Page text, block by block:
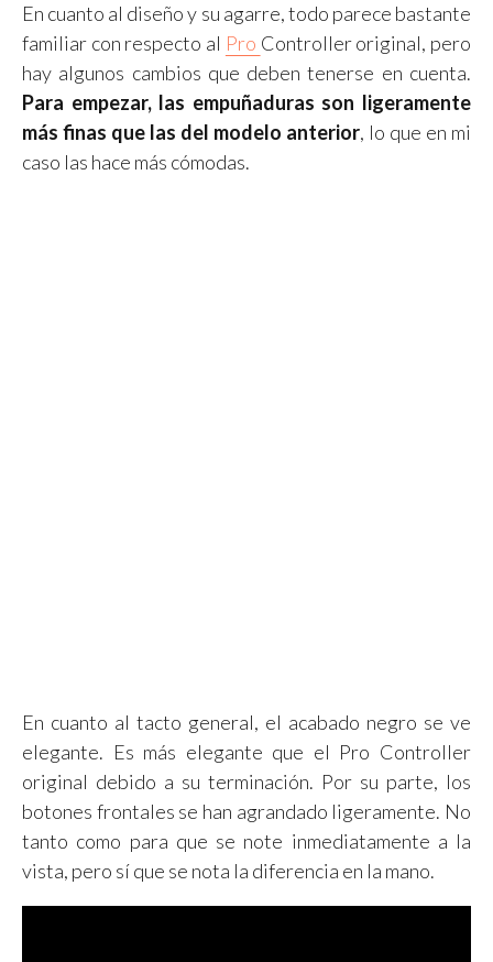
En cuanto al diseño y su agarre, todo parece bastante
familiar con respecto al Pro Controller original, pero
hay algunos cambios que deben tenerse en cuenta.
Para empezar, las empuñaduras son ligeramente
más finas que las del modelo anterior, lo que en mi
caso las hace más cómodas.
En cuanto al tacto general, el acabado negro se ve
elegante. Es más elegante que el Pro Controller
original debido a su terminación. Por su parte, los
botones frontales se han agrandado ligeramente. No
tanto como para que se note inmediatamente a la
vista, pero sí que se nota la diferencia en la mano.